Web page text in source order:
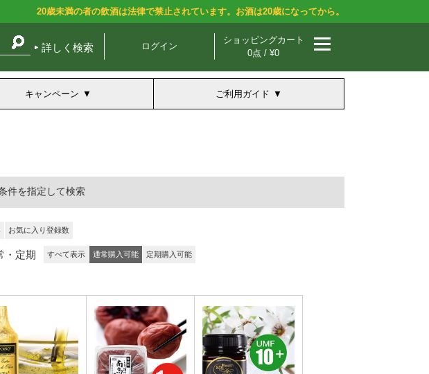
20歳未満の者の飲酒は法律で禁止されています。お酒は20歳になってから。
詳しく検索 ログイン
ショッピングカート
0点 / ¥0
キャンペーン ご利用ガイド
件を指定して検索
お気に入り登録数
・定期 すべて表示 通常購入可能 定期購入可能